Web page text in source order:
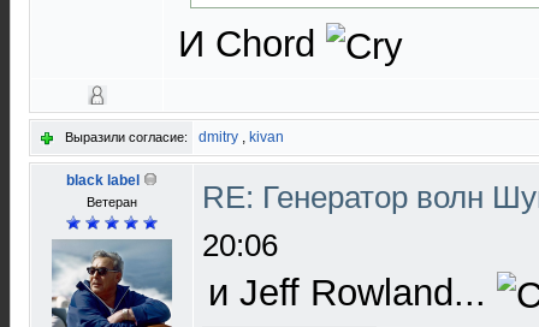
И Chord
Выразили согласие: dmitry , kivan
black label
Ветеран
RE: Генератор волн
20:06
и Jeff Rowland...